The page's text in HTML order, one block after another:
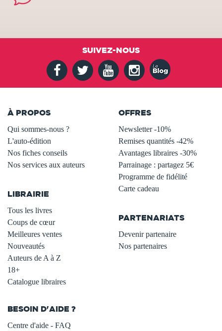
SUIVEZ-NOUS
À PROPOS
Qui sommes-nous ?
L'auto-édition
Nos fiches conseils
Nos services aux auteurs
LIBRAIRIE
Tous les livres
Coups de cœur
Meilleures ventes
Nouveautés
Auteurs de A à Z
18+
Catalogue libraires
OFFRES
Newsletter -10%
Remises quantités -42%
Avantages libraires -30%
Parrainage : partagez 5€
Programme de fidélité
Carte cadeau
PARTENARIATS
Devenir partenaire
Nos partenaires
BESOIN D'AIDE ?
Centre d'aide - FAQ